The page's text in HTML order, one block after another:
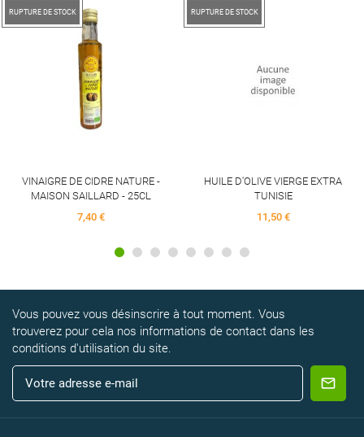
RUPTURE DE STOCK
VINAIGRE DE CIDRE NATURE -
MAISON SAILLARD - 25CL
7,40 €
RUPTURE DE STOCK
HUILE D'OLIVE VIERGE EXTRA
TUNISIE
11,50 €
Vous pouvez vous désinscrire à tout moment. Vous
trouverez pour cela nos informations de contact dans les
conditions d'utilisation du site.